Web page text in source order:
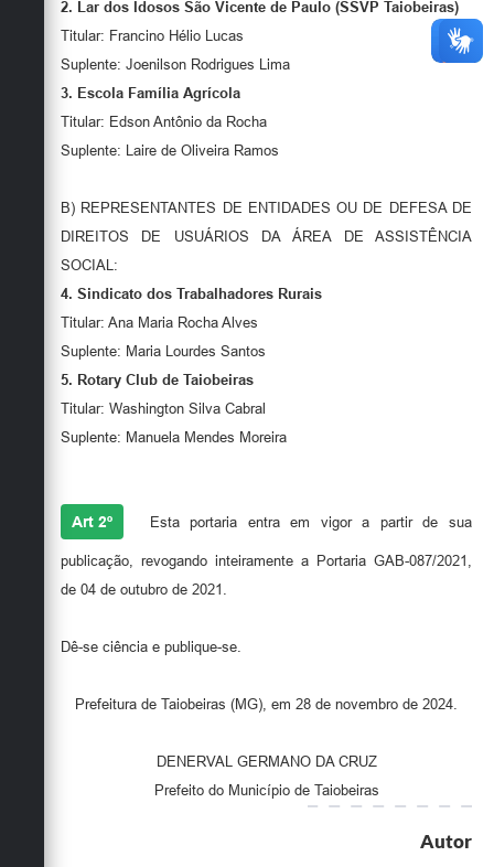
2. Lar dos Idosos São Vicente de Paulo (SSVP Taiobeiras)
Titular: Francino Hélio Lucas
Suplente: Joenilson Rodrigues Lima
3. Escola Família Agrícola
Titular: Edson Antônio da Rocha
Suplente: Laire de Oliveira Ramos
B) REPRESENTANTES DE ENTIDADES OU DE DEFESA DE
DIREITOS DE USUÁRIOS DA ÁREA DE ASSISTÊNCIA
SOCIAL:
4. Sindicato dos Trabalhadores Rurais
Titular: Ana Maria Rocha Alves
Suplente: Maria Lourdes Santos
5. Rotary Club de Taiobeiras
Titular: Washington Silva Cabral
Suplente: Manuela Mendes Moreira
Art 2º Esta portaria entra em vigor a partir de sua
publicação, revogando inteiramente a Portaria GAB-087/2021,
de 04 de outubro de 2021.
Dê-se ciência e publique-se.
Prefeitura de Taiobeiras (MG), em 28 de novembro de 2024.
DENERVAL GERMANO DA CRUZ
Prefeito do Município de Taiobeiras
Autor